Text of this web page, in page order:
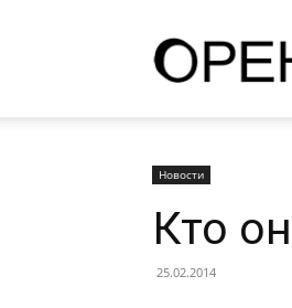
Новости
Кто
25.02.2014